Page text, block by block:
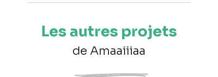
Les autres projets
de Amaaiiiaa